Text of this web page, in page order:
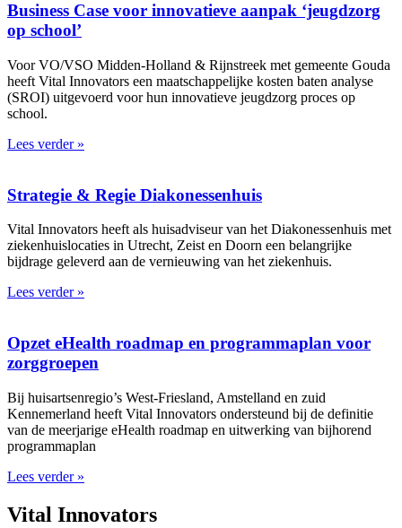
Business Case voor innovatieve aanpak ‘jeugdzorg
op school’
Voor VO/VSO Midden-Holland & Rijnstreek met gemeente Gouda
heeft Vital Innovators een maatschappelijke kosten baten analyse
(SROI) uitgevoerd voor hun innovatieve jeugdzorg proces op
school.
Lees verder »
Strategie & Regie Diakonessenhuis
Vital Innovators heeft als huisadviseur van het Diakonessenhuis met
ziekenhuislocaties in Utrecht, Zeist en Doorn een belangrijke
bijdrage geleverd aan de vernieuwing van het ziekenhuis.
Lees verder »
Opzet eHealth roadmap en programmaplan voor
zorggroepen
Bij huisartsenregio’s West-Friesland, Amstelland en zuid
Kennemerland heeft Vital Innovators ondersteund bij de definitie
van de meerjarige eHealth roadmap en uitwerking van bijhorend
programmaplan
Lees verder »
Vital Innovators